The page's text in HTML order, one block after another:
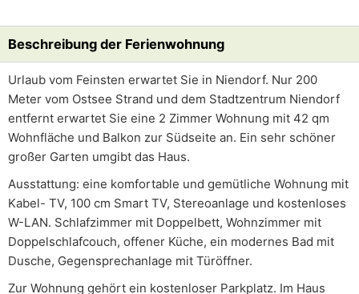
Beschreibung der Ferienwohnung
Urlaub vom Feinsten erwartet Sie in Niendorf. Nur 200
Meter vom Ostsee Strand und dem Stadtzentrum Niendorf
entfernt erwartet Sie eine 2 Zimmer Wohnung mit 42 qm
Wohnfläche und Balkon zur Südseite an. Ein sehr schöner
großer Garten umgibt das Haus.
Ausstattung: eine komfortable und gemütliche Wohnung mit
Kabel- TV, 100 cm Smart TV, Stereoanlage und kostenloses
W-LAN. Schlafzimmer mit Doppelbett, Wohnzimmer mit
Doppelschlafcouch, offener Küche, ein modernes Bad mit
Dusche, Gegensprechanlage mit Türöffner.
Zur Wohnung gehört ein kostenloser Parkplatz. Im Haus